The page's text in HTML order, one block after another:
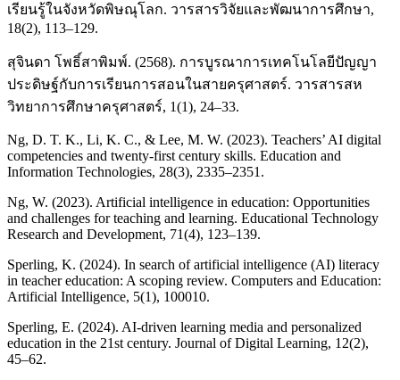
เรียนรู้ในจังหวัดพิษณุโลก. วารสารวิจัยและพัฒนาการศึกษา,
18(2), 113–129.
สุจินดา โพธิ์สาพิมพ์. (2568). การบูรณาการเทคโนโลยีปัญญา
ประดิษฐ์กับการเรียนการสอนในสายครุศาสตร์. วารสารสห
วิทยาการศึกษาครุศาสตร์, 1(1), 24–33.
Ng, D. T. K., Li, K. C., & Lee, M. W. (2023). Teachers’ AI digital
competencies and twenty-first century skills. Education and
Information Technologies, 28(3), 2335–2351.
Ng, W. (2023). Artificial intelligence in education: Opportunities
and challenges for teaching and learning. Educational Technology
Research and Development, 71(4), 123–139.
Sperling, K. (2024). In search of artificial intelligence (AI) literacy
in teacher education: A scoping review. Computers and Education:
Artificial Intelligence, 5(1), 100010.
Sperling, E. (2024). AI-driven learning media and personalized
education in the 21st century. Journal of Digital Learning, 12(2),
45–62.